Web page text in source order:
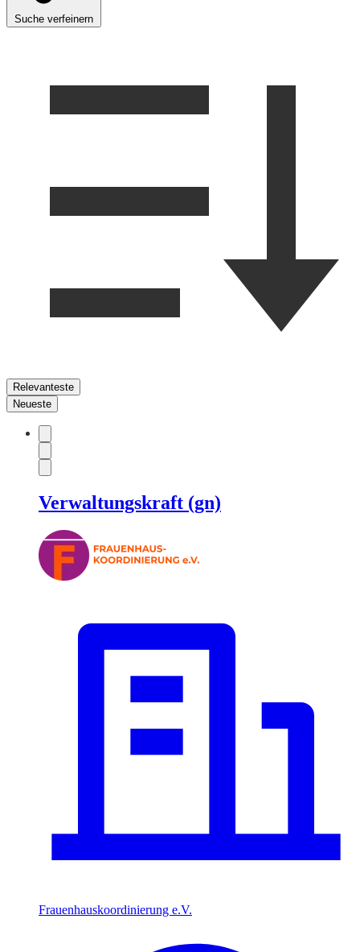
Suche verfeinern
Relevanteste
Neueste
Verwaltungskraft (gn)
Frauenhauskoordinierung e.V.